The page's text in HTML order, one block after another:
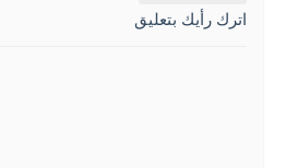
اترك رأيك بتعليق